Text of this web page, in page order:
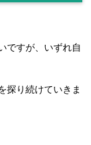
ですが、いずれ自
探り続けていきま